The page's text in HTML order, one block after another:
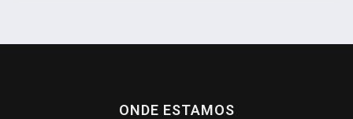
ONDE ESTAMOS